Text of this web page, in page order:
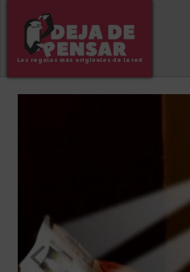
Los regalos más originales de la red